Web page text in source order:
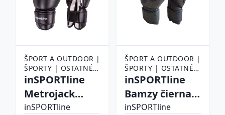
ŠPORT A OUTDOOR |
ŠPORTY | OSTATNÉ
ŠPORTY | BOJOVÉ
BOXERSKÉ RUKAVICE
inSPORTline
Metrojack
čierno-biela -
inSPORTline
ŠPORT A OUTDOOR |
ŠPORTY | OSTATNÉ
ŠPORTY | BOJOVÉ
BOXERSKÉ RUKAVICE
inSPORTline
Bamzy čierna -
4 oz
inSPORTline